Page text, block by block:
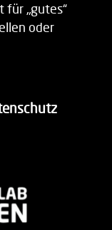
für „gutes“
oder